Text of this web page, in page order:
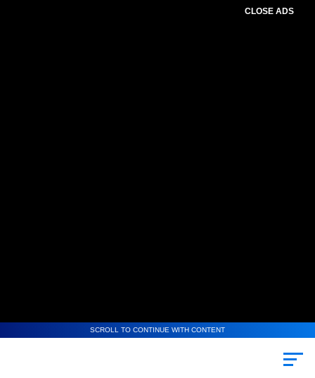
CLOSE ADS
SCROLL TO CONTINUE WITH CONTENT